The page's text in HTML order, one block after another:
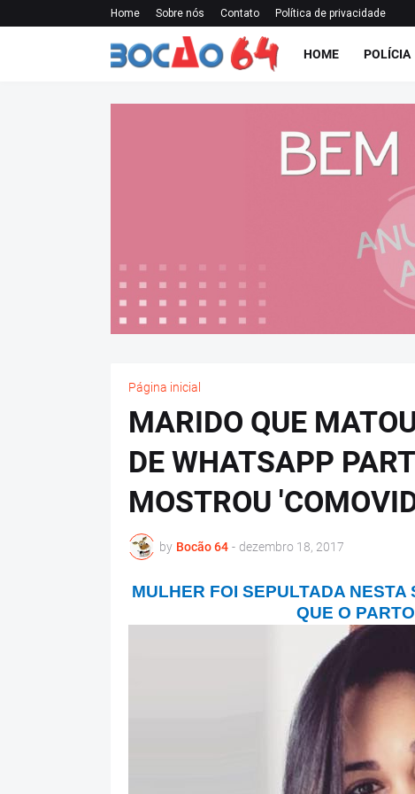
Home Sobre nós Contato Política de privacidade
HOME POLÍCIA
Página inicial
MARIDO QUE
DE WHATSAPP
MOSTROU
by Bocão 64 - dezembro 18, 2017
MULHER FOI SEPULTADA NESTA
QUE O